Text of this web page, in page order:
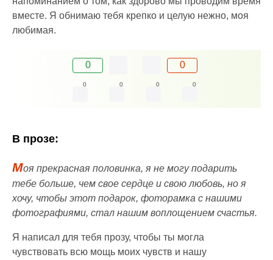
вместе. Я обнимаю тебя крепко и целую нежно, моя
любимая.
0 0
0 0 0 0
В прозе:
Моя прекрасная половинка, я не могу подарить
тебе больше, чем свое сердце и свою любовь, но я
хочу, чтобы этот подарок, фоторамка с нашими
фотографиями, стал нашим воплощением счастья.
Я написал для тебя прозу, чтобы ты могла
чувствовать всю мощь моих чувств и нашу